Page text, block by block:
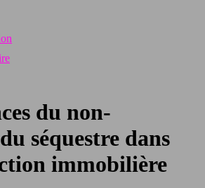
du non-
séquestre dans
immobilière